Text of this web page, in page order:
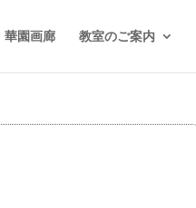
華園画廊 教室のご案内